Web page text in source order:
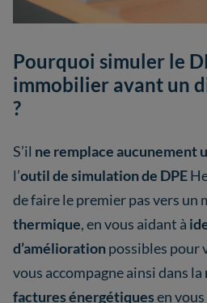
Pourquoi simuler le
immobilier avant un
?
S’il ne remplace aucunement
l’outil de simulation de DPE
de faire le premier pas vers un
thermique, en vous aidant à
d’améliorationpossibles pour
vous accompagne ainsi dans la
factures énergétiquesen